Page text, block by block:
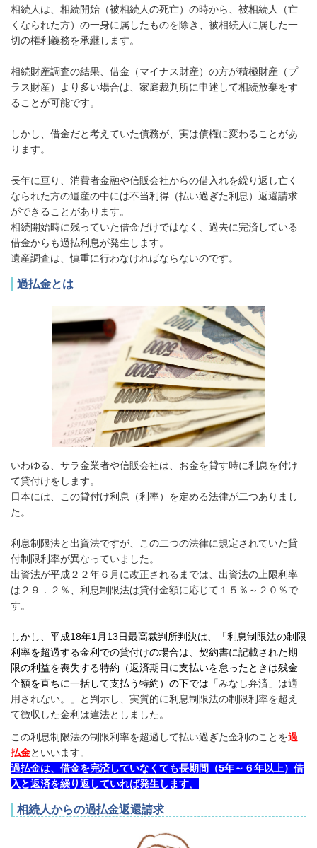
相続人は、相続開始（被相続人の死亡）の時から、被相続人（亡
くなられた方）の一身に属したものを除き、被相続人に属した一
切の権利義務を承継します。
相続財産調査の結果、借金（マイナス財産）の方が積極財産（プ
ラス財産）より多い場合は、家庭裁判所に申述して相続放棄をす
ることが可能です。
しかし、借金だと考えていた債務が、実は債権に変わることがあ
ります。
長年に亘り、消費者金融や信販会社からの借入れを繰り返し亡く
なられた方の遺産の中には不当利得（払い過ぎた利息）返還請求
ができることがあります。
相続開始時に残っていた借金だけではなく、過去に完済している
借金からも過払利息が発生します。
遺産調査は、慎重に行わなければならないのです。
過払金とは
いわゆる、サラ金業者や信販会社は、お金を貸す時に利息を付け
て貸付けをします。
日本には、この貸付け利息（利率）を定める法律が二つありまし
た。
利息制限法と出資法ですが、この二つの法律に規定されていた貸
付制限利率が異なっていました。
出資法が平成２２年６月に改正されるまでは、出資法の上限利率
は２９．２％、利息制限法は貸付金額に応じて１５％～２０％で
す。
しかし、平成18年1月13日最高裁判所判決は、「利息制限法の制限
利率を超過する金利での貸付けの場合は、契約書に記載された期
限の利益を喪失する特約（返済期日に支払いを怠ったときは残金
全額を直ちに一括して支払う特約） の下では 「みなし弁済」は適
用されない。」と判示し、実質的に利息制限法の制限利率を超え
て徴収した金利は違法としました。
この利息制限法の制限利率を超過して払い過ぎた金利のことを過
払金といいます。
過払金は、借金を完済していなくても長期間（5年～６年以上）借
入と返済を繰り返していれば発生します。
相続人からの過払金返還請求